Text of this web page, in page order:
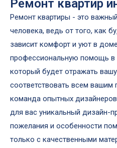
Ремонт квартир
Ремонт квартиры - это
человека, ведь от того, как
зависит комфорт и уют в
профессиональную помощь в
который будет отражать
соответствовать всем
команда опытных
для вас уникальный дизайн-
пожелания и особенности
только с качественными